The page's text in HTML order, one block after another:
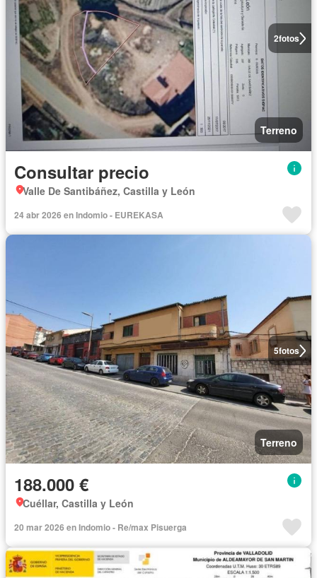
2fotos
Terreno
Consultar precio
Valle De Santibáñez, Castilla y León
24 abr 2026 en Indomio - EUREKASA
5fotos
Terreno
188.000 €
Cuéllar, Castilla y León
20 mar 2026 en Indomio - Re/max Pisuerga